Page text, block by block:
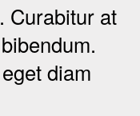
Curabitur at
diam